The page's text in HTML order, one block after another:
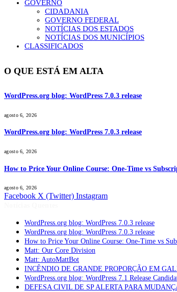
GOVERNO
CIDADANIA
GOVERNO FEDERAL
NOTÍCIAS DOS ESTADOS
NOTÍCIAS DOS MUNICÍPIOS
CLASSIFICADOS
O QUE ESTÁ EM ALTA
WordPress.org blog: WordPress 7.0.3 release
agosto 6, 2026
WordPress.org blog: WordPress 7.0.3 release
agosto 6, 2026
How to Price Your Online Course: One-Time vs
agosto 6, 2026
Facebook X (Twitter) Instagram
WordPress.org blog: WordPress 7.0.3 release
WordPress.org blog: WordPress 7.0.3 release
How to Price Your Online Course: One-Time vs
Matt: Our Core Division
Matt: AutoMattBot
INCÊNDIO DE GRANDE PROPORÇÃO EM
WordPress.org blog: WordPress 7.1 Release
DEFESA CIVIL DE SP ALERTA PARA